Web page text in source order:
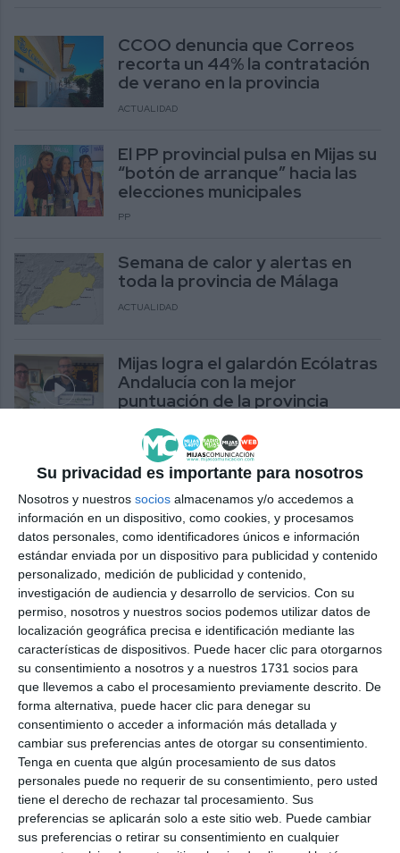
Su privacidad es importante para nosotros
Nosotros y nuestros socios almacenamos y/o accedemos a
información en un dispositivo, como cookies, y procesamos
datos personales, como identificadores únicos e información
estándar enviada por un dispositivo para publicidad y contenido
personalizado, medición de publicidad y contenido,
investigación de audiencia y desarrollo de servicios. Con su
permiso, nosotros y nuestros socios podemos utilizar datos de
localización geográfica precisa e identificación mediante las
características de dispositivos. Puede hacer clic para otorgarnos
su consentimiento a nosotros y a nuestros 1731 socios para
que llevemos a cabo el procesamiento previamente descrito. De
forma alternativa, puede hacer clic para denegar su
consentimiento o acceder a información más detallada y
cambiar sus preferencias antes de otorgar su consentimiento.
Tenga en cuenta que algún procesamiento de sus datos
personales puede no requerir de su consentimiento, pero usted
tiene el derecho de rechazar tal procesamiento. Sus
preferencias se aplicarán solo a este sitio web. Puede cambiar
sus preferencias o retirar su consentimiento en cualquier
CCOO denuncia que Correos
recorta un 44% la contratación
de verano en la provincia
ACTUALIDAD
El PP provincial pulsa en Mijas su
“botón de arranque” hacia las
elecciones municipales
PP
Semana de calor y alertas en
toda la provincia de Málaga
ACTUALIDAD
Mijas logra el galardón Ecólatras
Andalucía con la mejor
puntuación de la provincia
ACTUALIDAD
En estas elecciones saldrán
elegidos 109 diputados, ocho
por provincia como mínimo
ACTUALIDAD
La multinacional Eggo Cocinas
elige Mijas para instalar su
primera tienda en la provincia
ACTUALIDAD
Los cadetes del CP Mijas
pelearán por el título provincial
Oro
Los jóvenes 'bartenders' de la
provincia compiten en Mijas por
preparar el mejor cóctel